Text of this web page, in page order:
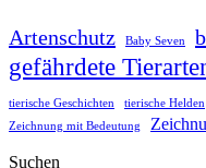
Artenschutz Baby Seven
gefährdete
tierische Geschichten tierische Helden
Zeichnung mit Bedeutung
Suchen